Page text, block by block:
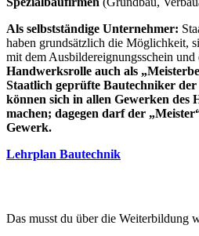
Als selbstständige Unternehmer:
haben grundsätzlich die Möglichkeit,
mit dem Ausbildereignungsschein und
Handwerksrolle auch als
Staatlich geprüfte Bautechniker
können sich in allen Gewerken des
machen; dagegen darf der
Gewerk.
Lehrplan Bautechnik
Das musst du über die Weiterbildung